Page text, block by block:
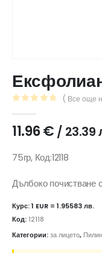
( Все още
11.96€ / 23.39
75гр, Код:12118
Дълбоко
Курс: 1 EUR = 1.95583 лв.
Код: 12118
Категории:за лицето,